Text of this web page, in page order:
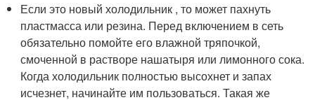
Если это новый холодильник , то может пахнуть
пластмасса или резина. Перед включением в сеть
обязательно помойте его влажной тряпочкой,
смоченной в растворе нашатыря или лимонного сока.
Когда холодильник полностью высохнет и запах
исчезнет, начинайте им пользоваться. Такая же